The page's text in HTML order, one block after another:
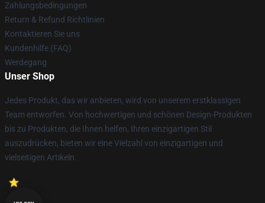
Zahlungsbedingungen
Return & Refund Richtlinien
Kontaktieren Sie uns
Kundenhilfe (FAQ)
Werdegang
Unser Shop
Jedes Produkt, das wir anbieten, wird von unserem erstklassigen
Team entworfen. Von hochwertigen und schönen Design-Produkten
bis zu Produkten, die Ihnen helfen, Ihren einzigartigen Stil
auszudrücken, bieten wir eine Vielzahl von einzigartigen und
vielseitigen Artikeln.